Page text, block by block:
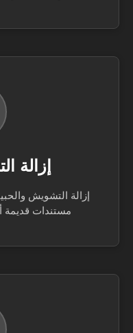
إزالة
إزالة التشويش
مستندات قديمة